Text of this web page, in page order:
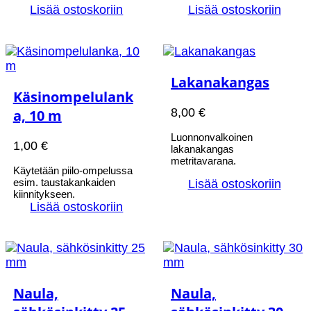
Lisää ostoskoriin Lisää ostoskoriin
Käsinompelulank
a, 10 m
1,00 €
Käytetään piilo-ompelussa
esim. taustakankaiden
kiinnitykseen.
Lisää ostoskoriin
Lakanakangas
8,00 €
Luonnonvalkoinen
lakanakangas
metritavarana.
Lisää ostoskoriin
Naula,
Naula,